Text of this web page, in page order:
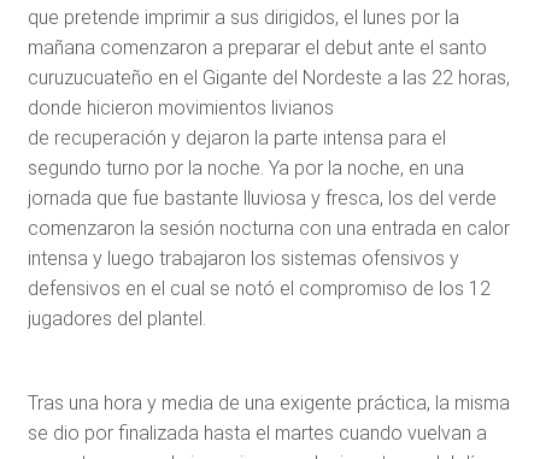
que pretende imprimir a sus dirigidos, el lunes por la
mañana comenzaron a preparar el debut ante el santo
curuzucuateño en el Gigante del Nordeste a las 22 horas,
donde hicieron movimientos livianos
de recuperación y dejaron la parte intensa para el
segundo turno por la noche. Ya por la noche, en una
jornada que fue bastante lluviosa y fresca, los del verde
comenzaron la sesión nocturna con una entrada en calor
intensa y luego trabajaron los sistemas ofensivos y
defensivos en el cual se notó el compromiso de los 12
jugadores del plantel.
Tras una hora y media de una exigente práctica, la misma
se dio por finalizada hasta el martes cuando vuelvan a